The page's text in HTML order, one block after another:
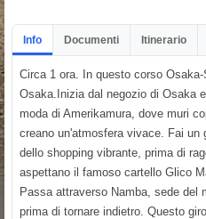
Info Documenti Itinerario
Circa 1 ora. In questo corso
Osaka.Inizia dal negozio di Osaka
moda di Amerikamura, dove muri
creano un'atmosfera vivace. Fai un
dello shopping vibrante, prima di
aspettano il famoso cartello Glico
Passa attraverso Namba, sede del
prima di tornare indietro. Questo